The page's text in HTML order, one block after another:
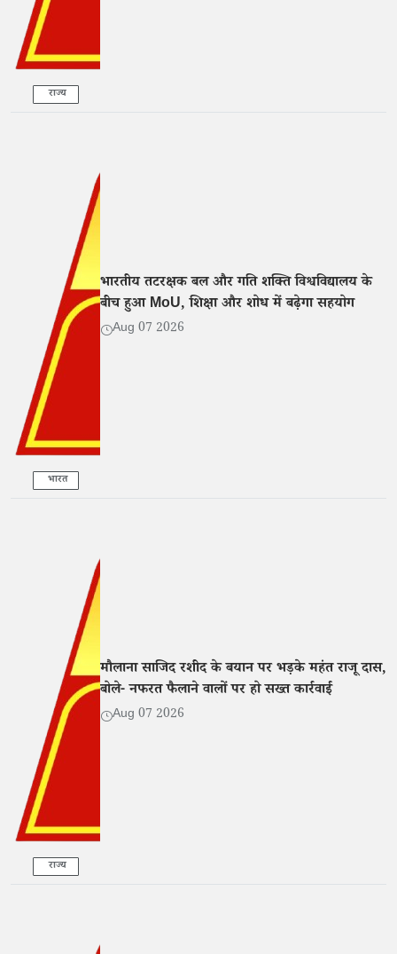
राज्य
भारत
भारतीय तटरक्षक बल और गति शक्ति विश्वविद्यालय के
बीच हुआ MoU, शिक्षा और शोध में बढ़ेगा सहयोग
Aug 07 2026
राज्य
मौलाना साजिद रशीद के बयान पर भड़के महंत राजू दास,
बोले- नफरत फैलाने वालों पर हो सख्त कार्रवाई
Aug 07 2026